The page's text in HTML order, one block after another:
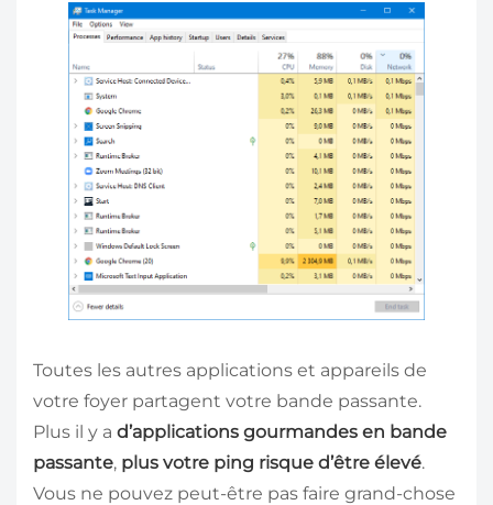
Toutes les autres applications et appareils de
votre foyer partagent votre bande passante.
Plus il y a d’applications gourmandes en bande
passante, plus votre ping risque d’être élevé.
Vous ne pouvez peut-être pas faire grand-chose